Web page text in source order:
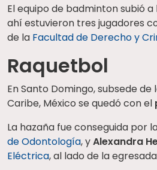
El equipo de badminton subió
ahí estuvieron tres jugadores
de la Facultad de Derecho y
Raquetbol
En Santo Domingo, subsede
Caribe, México se quedó con el
La hazaña fue conseguida por
de Odontología, yAlexandra
Eléctrica, al lado de la